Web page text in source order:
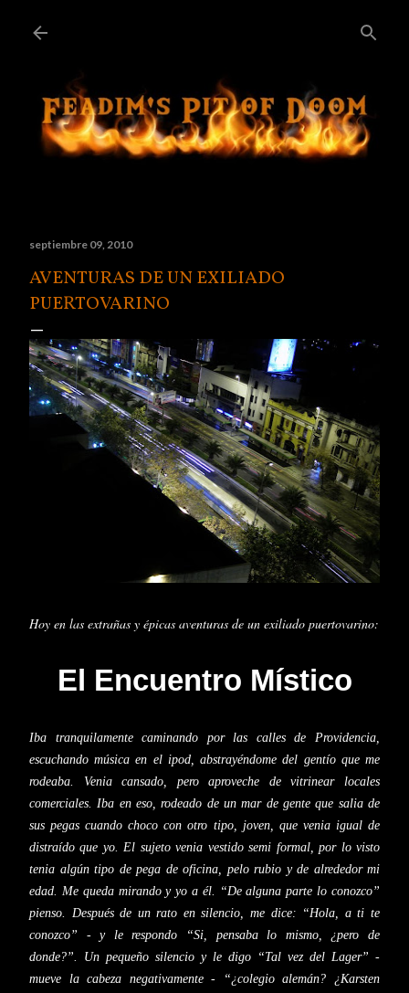
septiembre 09, 2010
AVENTURAS DE UN EXILIADO
PUERTOVARINO
Hoy en las extrañas y épicas aventuras de un exiliado puertovarino:
El Encuentro Místico
Iba tranquilamente caminando por las calles de Providencia,
escuchando música en el ipod, abstrayéndome del gentío que me
rodeaba. Venia cansado, pero aproveche de vitrinear locales
comerciales. Iba en eso, rodeado de un mar de gente que salia de
sus pegas cuando choco con otro tipo, joven, que venia igual de
distraído que yo. El sujeto venia vestido semi formal, por lo visto
tenia algún tipo de pega de oficina, pelo rubio y de alrededor mi
edad. Me queda mirando y yo a él. “De alguna parte lo conozco”
pienso. Después de un rato en silencio, me dice: “Hola, a ti te
conozco” - y le respondo “Si, pensaba lo mismo, ¿pero de
donde?”. Un pequeño silencio y le digo “Tal vez del Lager” -
mueve la cabeza negativamente - “¿colegio alemán? ¿Karsten